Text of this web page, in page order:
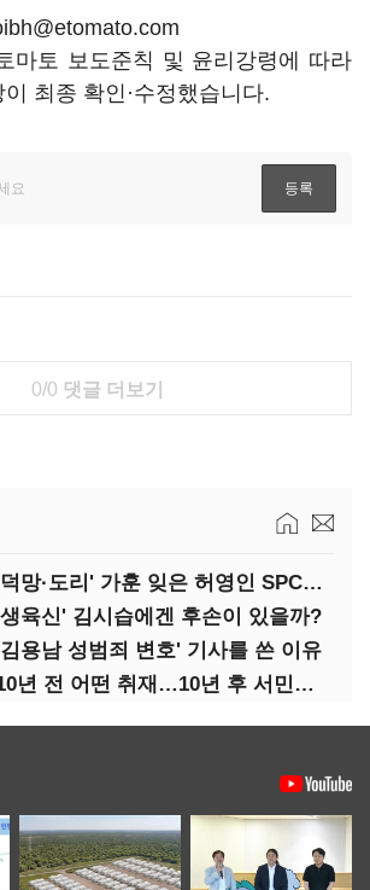
마토 보도준칙 및 윤리강령에 따라
최종 확인·수정했습니다.
0/0 댓글 더보기
(토마토칼럼)'덕망·도리' 가훈 잊은 허영인 SPC그룹 회장
육신' 김시습에겐 후손이 있을까?
용남 성범죄 변호' 기사를 쓴 이유
(토마토칼럼)10년 전 어떤 취재…10년 후 서민석·박상용